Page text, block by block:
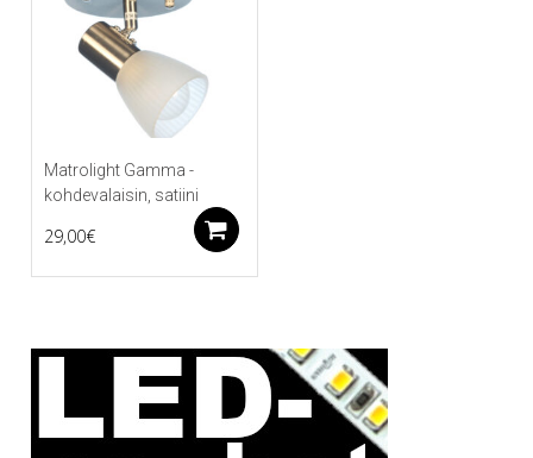
Matrolight Gamma -
kohdevalaisin, satiini
29,00€